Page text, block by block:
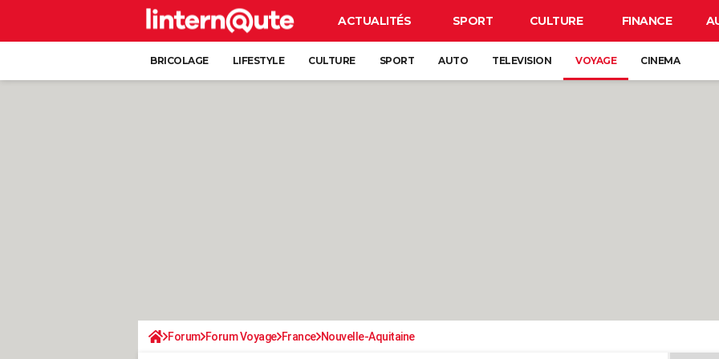
ACTUALITÉS SPORT CULTURE FINANCE
BRICOLAGE LIFESTYLE CULTURE SPORT AUTO TELEVISION VOYAGE CINEMA
Forum Forum Voyage France Nouvelle-Aquitaine